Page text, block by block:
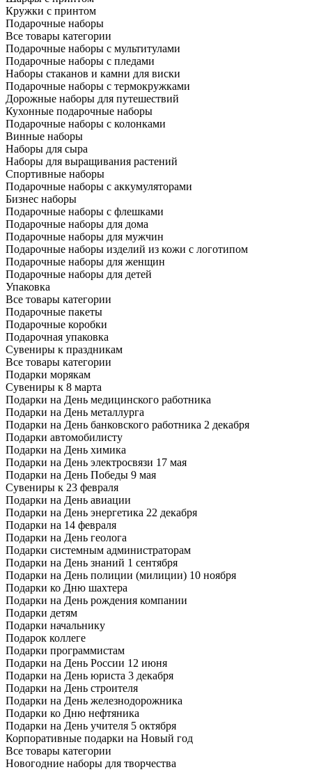
Кружки с принтом
Подарочные наборы
Все товары категории
Подарочные наборы с мультитулами
Подарочные наборы с пледами
Наборы стаканов и камни для виски
Подарочные наборы с термокружками
Дорожные наборы для путешествий
Кухонные подарочные наборы
Подарочные наборы с колонками
Винные наборы
Наборы для сыра
Наборы для выращивания растений
Спортивные наборы
Подарочные наборы с аккумуляторами
Бизнес наборы
Подарочные наборы с флешками
Подарочные наборы для дома
Подарочные наборы для мужчин
Подарочные наборы изделий из кожи с логотипом
Подарочные наборы для женщин
Подарочные наборы для детей
Упаковка
Все товары категории
Подарочные пакеты
Подарочные коробки
Подарочная упаковка
Сувениры к праздникам
Все товары категории
Подарки морякам
Сувениры к 8 марта
Подарки на День медицинского работника
Подарки на День металлурга
Подарки на День банковского работника 2 декабря
Подарки автомобилисту
Подарки на День химика
Подарки на День электросвязи 17 мая
Подарки на День Победы 9 мая
Сувениры к 23 февраля
Подарки на День авиации
Подарки на День энергетика 22 декабря
Подарки на 14 февраля
Подарки на День геолога
Подарки системным администраторам
Подарки на День знаний 1 сентября
Подарки на День полиции (милиции) 10 ноября
Подарки ко Дню шахтера
Подарки на День рождения компании
Подарки детям
Подарки начальнику
Подарок коллеге
Подарки программистам
Подарки на День России 12 июня
Подарки на День юриста 3 декабря
Подарки на День строителя
Подарки на День железнодорожника
Подарки ко Дню нефтяника
Подарки на День учителя 5 октября
Корпоративные подарки на Новый год
Все товары категории
Новогодние наборы для творчества